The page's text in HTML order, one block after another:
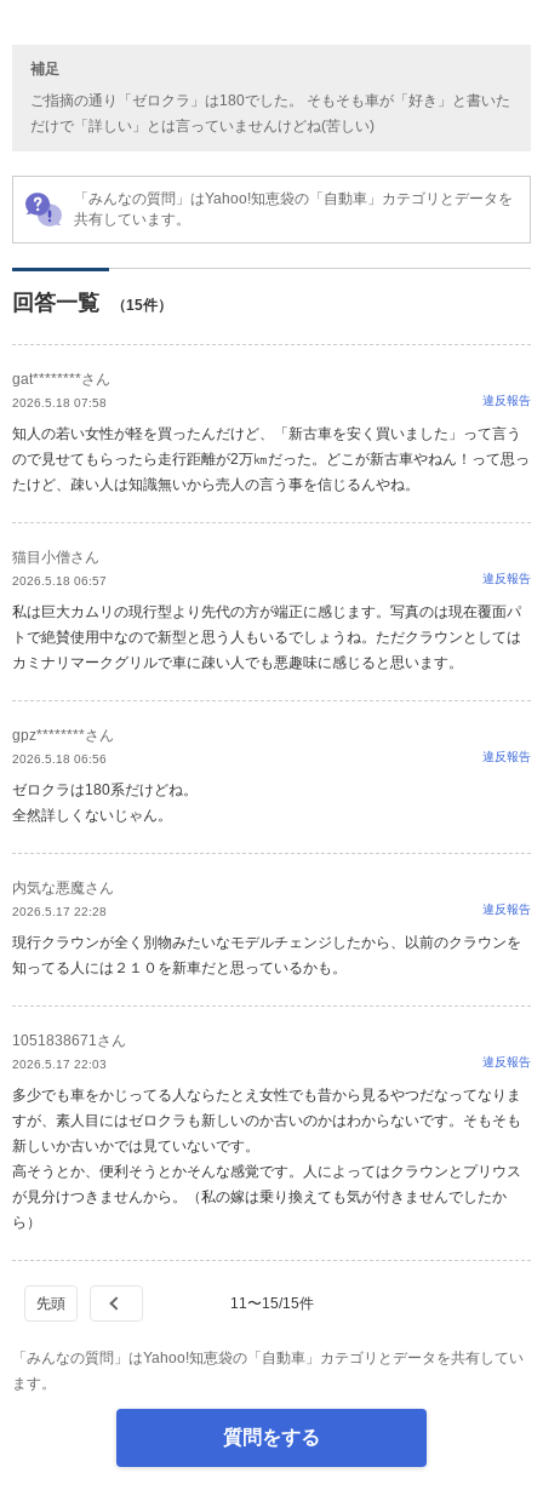
補足
ご指摘の通り「ゼロクラ」は180でした。 そもそも車が「好き」と書いた
だけで「詳しい」とは言っていませんけどね(苦しい)
「みんなの質問」はYahoo!知恵袋の「自動車」カテゴリとデータを
共有しています。
回答一覧 （15件）
gat********さん
2026.5.18 07:58 違反報告
知人の若い女性が軽を買ったんだけど、「新古車を安く買いました」って言う
ので見せてもらったら走行距離が2万㎞だった。どこが新古車やねん！って思っ
たけど、疎い人は知識無いから売人の言う事を信じるんやね。
猫目小僧さん
2026.5.18 06:57 違反報告
私は巨大カムリの現行型より先代の方が端正に感じます。写真のは現在覆面パ
トで絶賛使用中なので新型と思う人もいるでしょうね。ただクラウンとしては
カミナリマークグリルで車に疎い人でも悪趣味に感じると思います。
gpz********さん
2026.5.18 06:56 違反報告
ゼロクラは180系だけどね。
全然詳しくないじゃん。
内気な悪魔さん
2026.5.17 22:28 違反報告
現行クラウンが全く別物みたいなモデルチェンジしたから、以前のクラウンを
知ってる人には２１０を新車だと思っているかも。
1051838671さん
2026.5.17 22:03 違反報告
多少でも車をかじってる人ならたとえ女性でも昔から見るやつだなってなりま
すが、素人目にはゼロクラも新しいのか古いのかはわからないです。そもそも
新しいか古いかでは見ていないです。
高そうとか、便利そうとかそんな感覚です。人によってはクラウンとプリウス
が見分けつきませんから。（私の嫁は乗り換えても気が付きませんでしたか
ら）
11 〜15/15件
「みんなの質問」はYahoo!知恵袋の「自動車」カテゴリとデータを共有してい
ます。
質問をする